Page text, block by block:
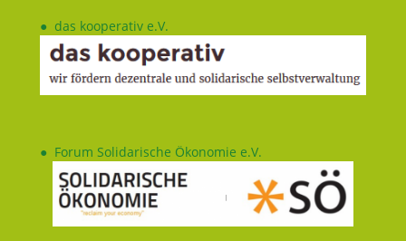
● das kooperativ e.V.
● Forum Solidarische Ökonomie e.V.